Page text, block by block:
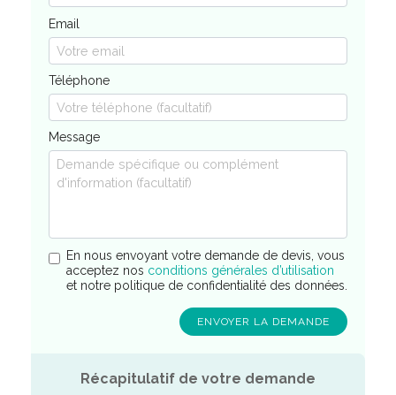
Email
Téléphone
Message
En nous envoyant votre demande de devis, vous
acceptez nos conditions générales d’utilisation
et notre politique de confidentialité des données.
Récapitulatif de votre demande